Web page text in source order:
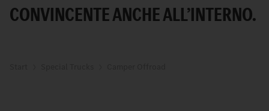
CONVINCENTE ANCHE ALL’INTERNO.